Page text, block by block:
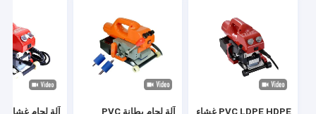
PVC LDPE HDPE غشاء آلة لحام بطانة PVC آلة لحام غشاء